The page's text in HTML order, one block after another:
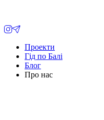
Проекти
Гід по Балі
Блог
Про нас